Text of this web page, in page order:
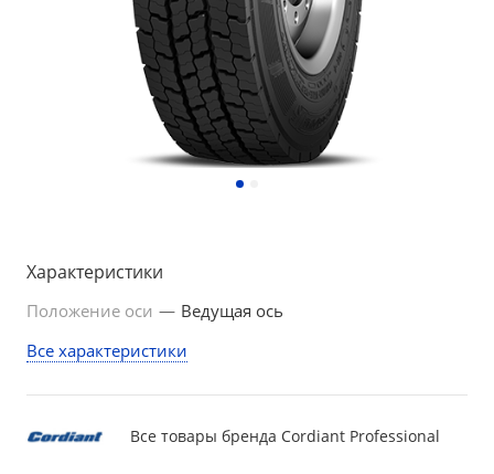
Характеристики
Положение оси — Ведущая ось
Все характеристики
Все товары бренда Cordiant Professional